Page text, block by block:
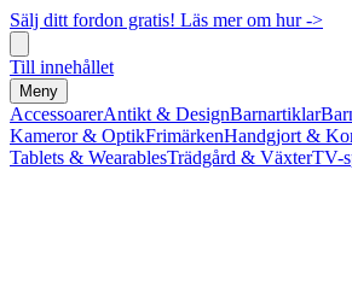
Sälj ditt fordon gratis! Läs mer om hur ->
Till innehållet
Meny
AccessoarerAntikt & DesignBarnartiklar
Kameror & OptikFrimärkenHandgjort &
Tablets & WearablesTrädgård & VäxterTV-